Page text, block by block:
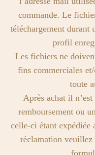
commande. Le
téléchargement durant
profil
Les fichiers ne
fins commerciales
toute
Après achat il
remboursement ou
celle-ci étant expédiée
réclamation veuillez